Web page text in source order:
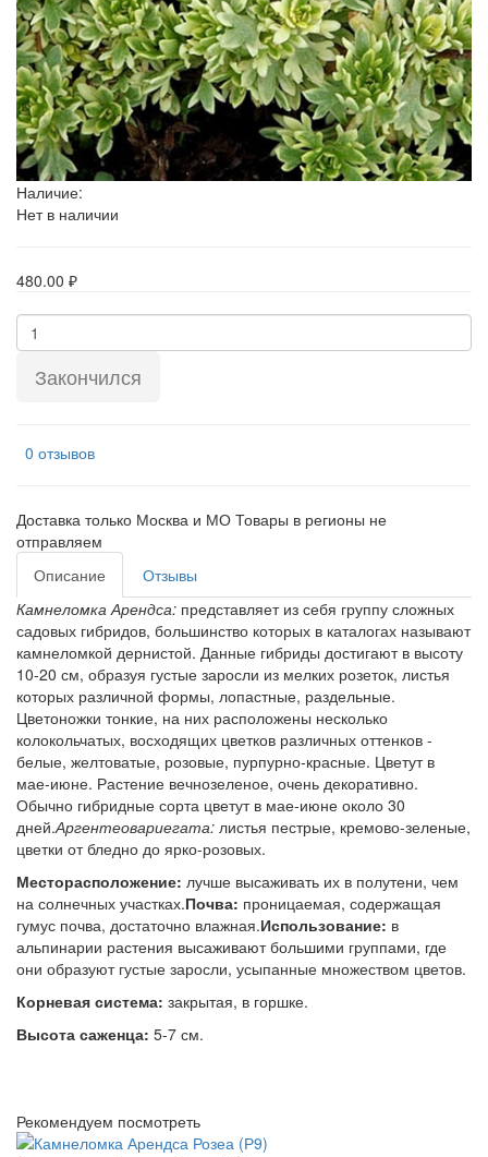
Наличие:
Нет в наличии
480.00 ₽
Закончился
0 отзывов
Доставка только Москва и МО Товары в регионы не
отправляем
Описание
Отзывы
Камнеломка Арендса: представляет из себя группу сложных
садовых гибридов, большинство которых в каталогах называют
камнеломкой дернистой. Данные гибриды достигают в высоту
10-20 см, образуя густые заросли из мелких розеток, листья
которых различной формы, лопастные, раздельные.
Цветоножки тонкие, на них расположены несколько
колокольчатых, восходящих цветков различных оттенков -
белые, желтоватые, розовые, пурпурно-красные. Цветут в
мае-июне. Растение вечнозеленое, очень декоративно.
Обычно гибридные сорта цветут в мае-июне около 30
дней.Аргентеовариегата: листья пестрые, кремово-зеленые,
цветки от бледно до ярко-розовых.
Месторасположение: лучше высаживать их в полутени, чем
на солнечных участках.Почва: проницаемая, содержащая
гумус почва, достаточно влажная.Использование: в
альпинарии растения высаживают большими группами, где
они образуют густые заросли, усыпанные множеством цветов.
Корневая система: закрытая, в горшке.
Высота саженца: 5-7 см.
Рекомендуем посмотреть